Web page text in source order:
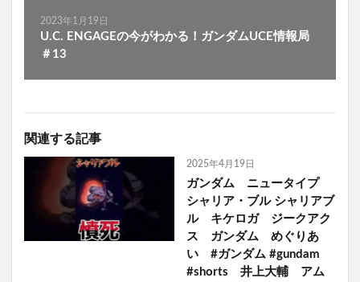
2023年1月19日
U.C. ENGAGEの今がわかる！ガンダムUCE情報局
＃13
関連する記事
2025年4月19日
ガンダム ニュータイプ
シャリア・ブル シャリアブ
ル キケロガ ジークアク
ス ガンダム めぐりあ
い #ガンダム #gundam
#shorts 井上大輔 アム